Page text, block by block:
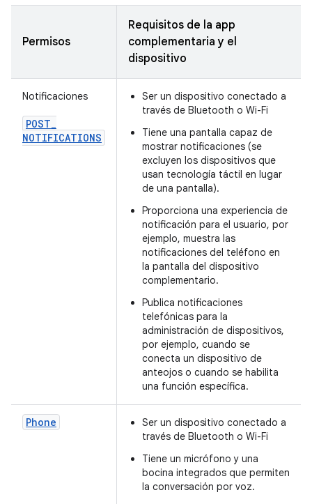
Permisos
Requisitos de la app
complementaria y el
dispositivo
Notificaciones
POST_
NOTIFICATIONS
Ser un dispositivo conectado a
través de Bluetooth o Wi-Fi
Tiene una pantalla capaz de
mostrar notificaciones (se
excluyen los dispositivos que
usan tecnología táctil en lugar
de una pantalla).
Proporciona una experiencia de
notificación para el usuario, por
ejemplo, muestra las
notificaciones del teléfono en
la pantalla del dispositivo
complementario.
Publica notificaciones
telefónicas para la
administración de dispositivos,
por ejemplo, cuando se
conecta un dispositivo de
anteojos o cuando se habilita
una función específica.
Phone
Ser un dispositivo conectado a
través de Bluetooth o Wi-Fi
Tiene un micrófono y una
bocina integrados que permiten
la conversación por voz.